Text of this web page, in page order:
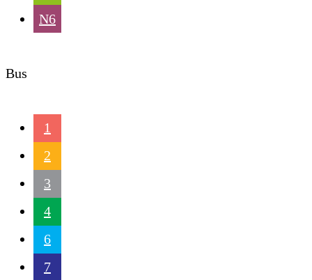
N6
Bus
1
2
3
4
6
7